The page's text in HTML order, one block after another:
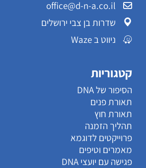
office@d-n-a.co.il
שדרות בן צבי ירושלים
ניווט ב Waze
קטגוריות
הסיפור של DNA
תאורת פנים
תאורת חוץ
תהליך הזמנה
פרוייקטים לדוגמא
מאמרים וטיפים
פגישה עם יועצי DNA